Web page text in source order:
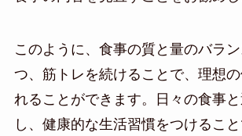
このように、食事の質と量のバラ
つ、筋トレを続けることで、理想
れることができます。日々の食事
し、健康的な生活習慣をつけるこ